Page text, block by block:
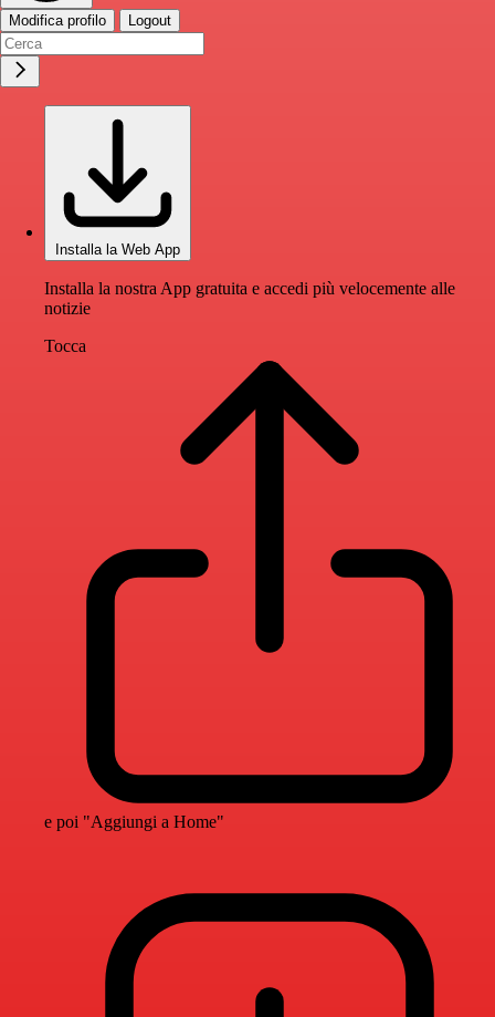
Modifica profilo Logout
Installa la Web App
Installa la nostra App gratuita e accedi più velocemente alle
notizie
Tocca
e poi "Aggiungi a Home"